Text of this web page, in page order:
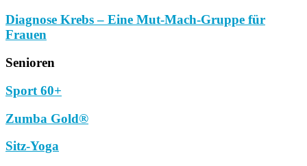
Diagnose Krebs – Eine Mut-Mach-Gruppe für
Frauen
Senioren
Sport 60+
Zumba Gold®
Sitz-Yoga